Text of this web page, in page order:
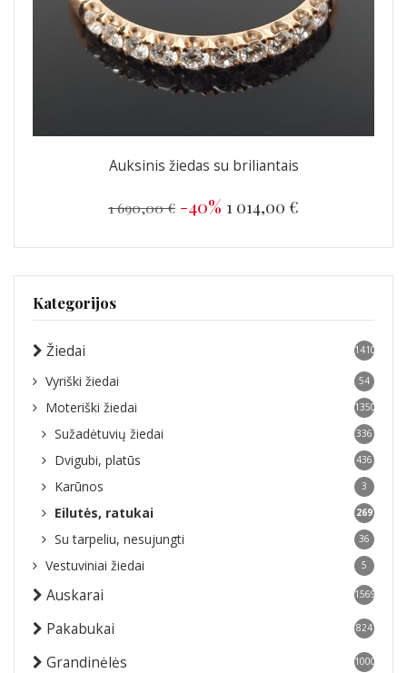
Auksinis žiedas su briliantais
1 690,00 € -40% 1 014,00 €
Kategorijos
Žiedai 1410
Vyriški žiedai 54
Moteriški žiedai 1350
Sužadėtuvių žiedai 336
Dvigubi, platūs 436
Karūnos 3
Eilutės, ratukai 269
Su tarpeliu, nesujungti 36
Vestuviniai žiedai 5
Auskarai 1569
Pakabukai 824
Grandinėlės 1000